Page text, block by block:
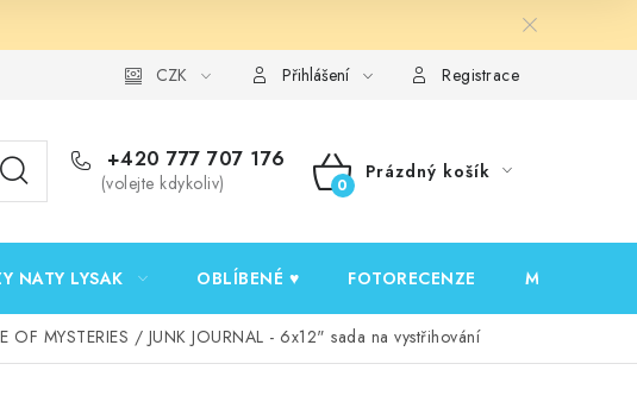
Podmínky ochrany osobních údajů Ověřování recenzí
CZK Přihlášení Registrace
+420 777 707 176
(volejte kdykoliv)
NÁKUPNÍ
Prázdný košík
NATY LYSAK OBLÍBENÉ ♥️ FOTORECENZE MOJE
MYSTERIES / JUNK JOURNAL - 6x12" sada na vystřihování